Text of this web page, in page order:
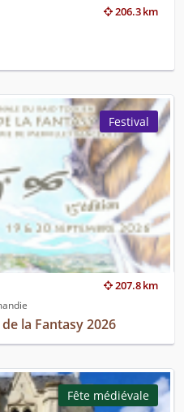
206.3 km
Festival
207.8 km
la Fantasy 2026
Fête médiévale